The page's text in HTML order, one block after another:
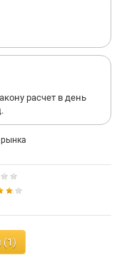
расчет в день
(1)